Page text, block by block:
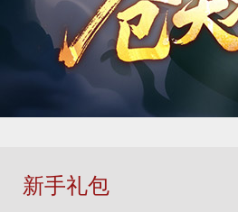
新手礼包